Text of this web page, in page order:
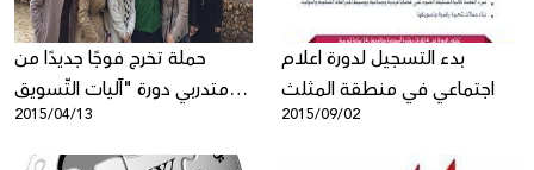
حملة تخرج فوجًا جديدًا من
متدربي دورة "آليات التّسويق
المجتمعيّ في الفضاء الرّقميّ"
في مدينة نابلس
2015/04/13
بدء التسجيل لدورة اعلام
اجتماعي في منطقة المثلث
2015/09/02